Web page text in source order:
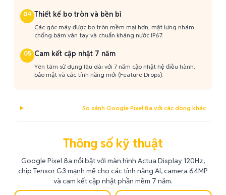
04 Thiết kế bo tròn và bền bỉ
Các góc máy được bo tròn mềm mại hơn, mặt lưng nhám
chống bám vân tay và chuẩn kháng nước IP67.
05 Cam kết cập nhật 7 năm
Yên tâm sử dụng lâu dài với 7 năm cập nhật hệ điều hành,
bảo mật và các tính năng mới (Feature Drops).
So sánh Google Pixel 8a với các dòng khác
Thông số kỹ thuật
Google Pixel 8a nổi bật với màn hình Actua Display 120Hz,
chip Tensor G3 mạnh mẽ cho các tính năng AI, camera 64MP
và cam kết cập nhật phần mềm 7 năm.